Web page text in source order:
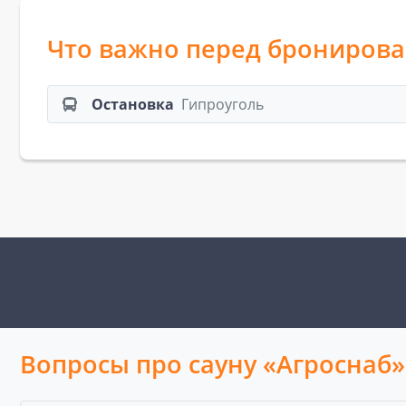
Что важно перед
Остановка Гипроуголь
Вопросы про сауну «Агроснаб»